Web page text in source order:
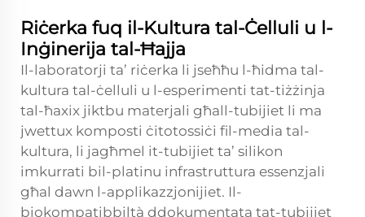
Riċerka fuq il-Kultura tal-Ċelluli u l-
Inġinerija tal-Ħajja
Il-laboratorji ta’ riċerka li jseħħu l-ħidma tal-
kultura tal-ċelluli u l-esperimenti tat-tiżżinja
tal-ħaxix jiktbu materjali għall-tubijiet li ma
jwettux komposti ċitotossiċi fil-media tal-
kultura, li jagħmel it-tubijiet ta’ silikon
imkurrati bil-platinu infrastruttura essenzjali
għal dawn l-applikazzjonijiet. Il-
biokompatibbiltà ddokumentata tat-tubijiet